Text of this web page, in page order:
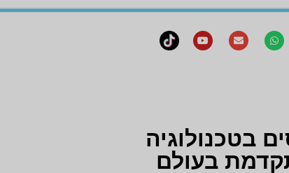
בטכנולוגיה
בעולם